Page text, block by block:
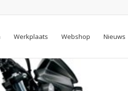
Werkplaats Webshop Nieuws